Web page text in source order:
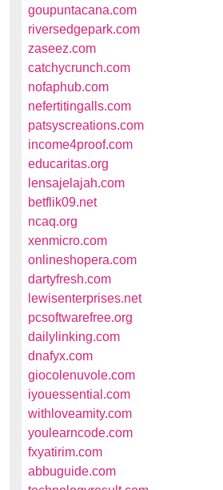
goupuntacana.com
riversedgepark.com
zaseez.com
catchycrunch.com
nofaphub.com
nefertitingalls.com
patsyscreations.com
income4proof.com
educaritas.org
lensajelajah.com
betflik09.net
ncaq.org
xenmicro.com
onlineshopera.com
dartyfresh.com
lewisenterprises.net
pcsoftwarefree.org
dailylinking.com
dnafyx.com
giocolenuvole.com
iyouessential.com
withloveamity.com
youlearncode.com
fxyatirim.com
abbuguide.com